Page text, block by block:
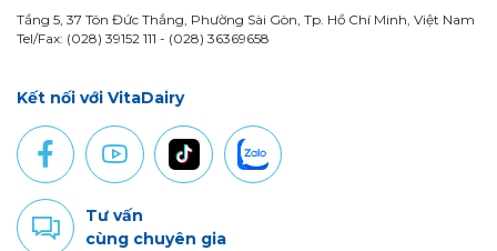
Tầng 5, 37 Tôn Đức Thắng, Phường Sài Gòn, Tp. Hồ Chí Minh, Việt Nam
Tel/Fax: (028) 39152 111 - (028) 36369658
Kết nối với VitaDairy
Tư vấn
cùng chuyên gia